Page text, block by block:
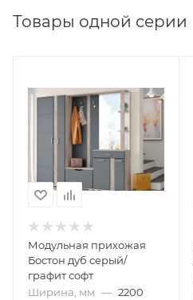
Товары одной серии
Модульная прихожая
Бостон дуб серый/
графит софт
Ширина, мм — 2200